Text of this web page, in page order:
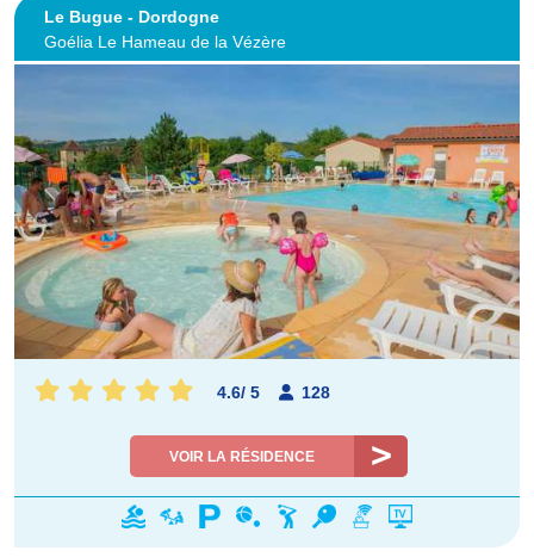
Le Bugue - Dordogne
Goélia Le Hameau de la Vézère
4.6/ 5 128
VOIR LA RÉSIDENCE